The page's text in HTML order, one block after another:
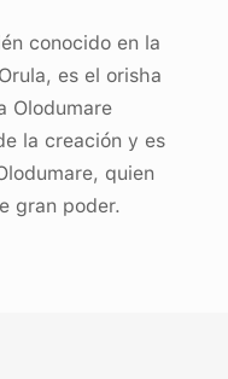
conocido en la
es el orisha
Olodumare
la creación y es
quien
gran poder.